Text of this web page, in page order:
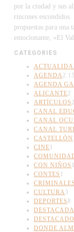
por la ciudad y sus
rincones escondidos.
propuestas para una
emocionante, «El
CATEGORIES
AGENDA
AGENDA
ALICANTE2
ARTÍCULOS
CANAL
CANAL
CANAL
CASTELLÓN 1
CINE1
CON NIÑOS
CONTES 1
CULTURA3
DEPORTES8
DESTACADA
DESTACADO
DONDE